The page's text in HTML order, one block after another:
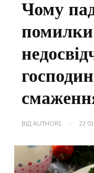
Чому
помилки
ВІДAUTHOR1